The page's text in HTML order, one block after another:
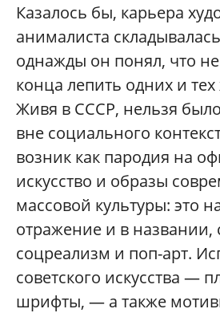
Казалось бы, карьера
анималиста
однажды он понял, что
конца лепить одних и
Живя в СССР, нельзя
вне социального
возник как пародия на
искусство и образы
массовой культуры: это
отражение и в
соцреализм и поп-арт.
советского искусства —
шрифты, — а также